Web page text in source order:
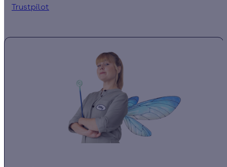
Trustpilot